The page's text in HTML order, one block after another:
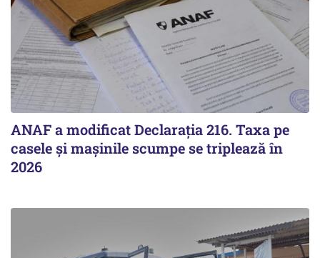
ANAF a modificat Declarația 216. Taxa pe
casele și mașinile scumpe se triplează în
2026